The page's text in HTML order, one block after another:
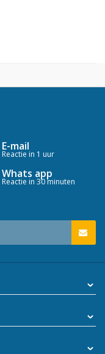
E-mail
Reactie in 1 uur
Whats app
Reactie in 30 minuten